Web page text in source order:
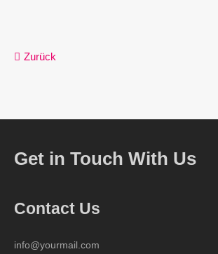
Zurück
Get in Touch With Us
Contact Us
info@yourmail.com